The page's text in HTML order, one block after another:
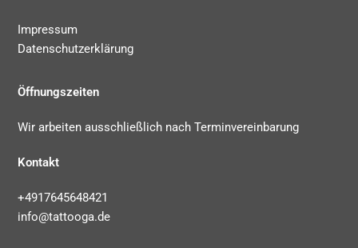
Impressum
Datenschutzerklärung
Öffnungszeiten
Wir arbeiten ausschließlich nach Terminvereinbarung
Kontakt
+4917645648421
info@tattooga.de